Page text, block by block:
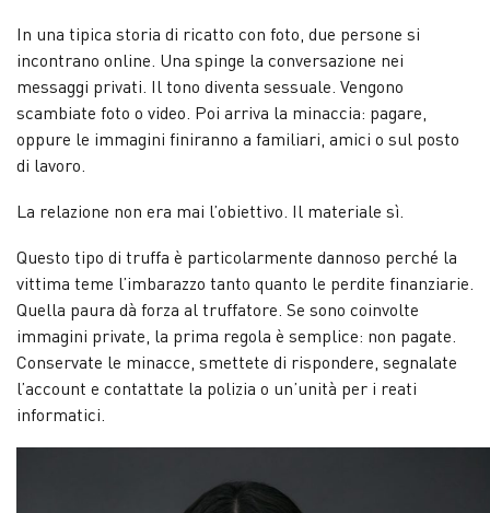
In una tipica storia di ricatto con foto, due persone si
incontrano online. Una spinge la conversazione nei
messaggi privati. Il tono diventa sessuale. Vengono
scambiate foto o video. Poi arriva la minaccia: pagare,
oppure le immagini finiranno a familiari, amici o sul posto
di lavoro.
La relazione non era mai l’obiettivo. Il materiale sì.
Questo tipo di truffa è particolarmente dannoso perché la
vittima teme l’imbarazzo tanto quanto le perdite finanziarie.
Quella paura dà forza al truffatore. Se sono coinvolte
immagini private, la prima regola è semplice: non pagate.
Conservate le minacce, smettete di rispondere, segnalate
l’account e contattate la polizia o un’unità per i reati
informatici.